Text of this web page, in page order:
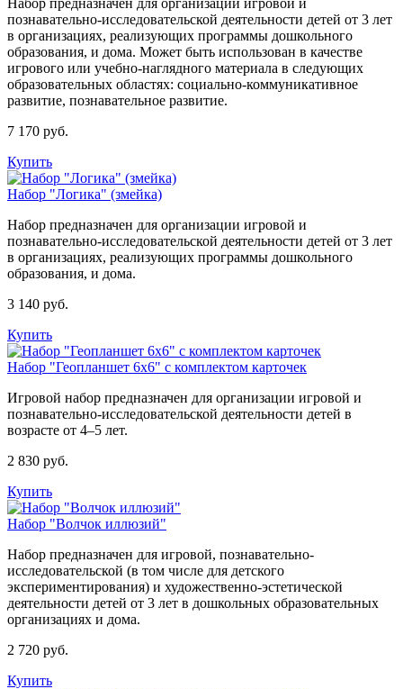
Набор предназначен для организации игровой и
познавательно-исследовательской деятельности детей от 3 лет
в организациях, реализующих программы дошкольного
образования, и дома. Может быть использован в качестве
игрового или учебно-наглядного материала в следующих
образовательных областях: социально-коммуникативное
развитие, познавательное развитие.
7 170 руб.
Купить
Набор "Логика" (змейка)
Набор предназначен для организации игровой и
познавательно-исследовательской деятельности детей от 3 лет
в организациях, реализующих программы дошкольного
образования, и дома.
3 140 руб.
Купить
Набор "Геопланшет 6х6" с комплектом карточек
Игровой набор предназначен для организации игровой и
познавательно-исследовательской деятельности детей в
возрасте от 4–5 лет.
2 830 руб.
Купить
Набор "Волчок иллюзий"
Набор предназначен для игровой, познавательно-
исследовательской (в том числе для детского
экспериментирования) и художественно-эстетической
деятельности детей от 3 лет в дошкольных образовательных
организациях и дома.
2 720 руб.
Купить